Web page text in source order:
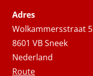
Adres
Wolkammersstraat 5
8601 VB Sneek
Nederland
Route